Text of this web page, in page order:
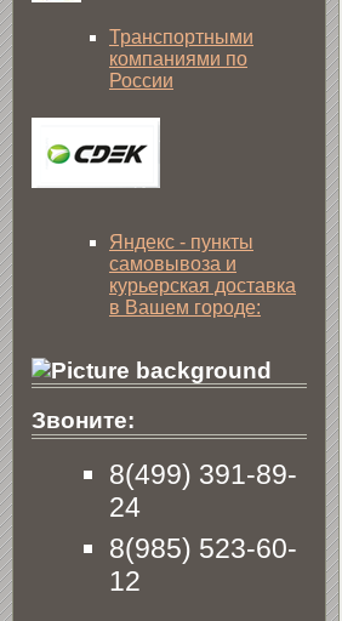
Транспортными
компаниями по
России
Яндекс - пункты
самовывоза и
курьерская доставка
в Вашем городе:
Звоните:
8(499) 391-89-
24
8(985) 523-60-
12